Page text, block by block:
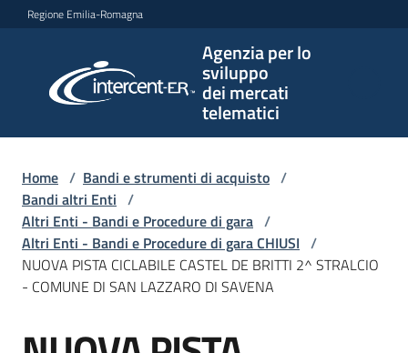
Vai al contenuto
Vai alla navigazione
Vai al footer
Regione Emilia-Romagna
Agenzia per lo
sviluppo
dei mercati
telematici
per lo
sviluppo
telematici
L'Agenzia
Bandi
Home / Bandi e strumenti di acquisto /
Bandi altri Enti /
Altri Enti - Bandi e Procedure di gara /
Altri Enti - Bandi e Procedure di gara CHIUSI /
NUOVA PISTA CICLABILE CASTEL DE BRITTI 2^ STRALCIO
- COMUNE DI SAN LAZZARO DI SAVENA
Salta al contenuto